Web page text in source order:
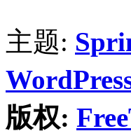
主题:
版权: